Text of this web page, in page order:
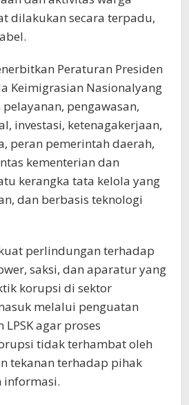
dilakukan secara terpadu,
Peraturan Presiden
Keimigrasian Nasionalyang
pengawasan,
investasi, ketenagakerjaan,
peran pemerintah daerah,
kementerian dan
kerangka tata kelola yang
dan berbasis teknologi
perlindungan terhadap
saksi, dan aparatur yang
korupsi di sektor
melalui penguatan
agar proses
tidak terhambat oleh
tekanan terhadap pihak
informasi.